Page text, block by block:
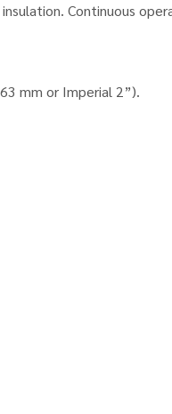
Continuous
mm or Imperial 2”).